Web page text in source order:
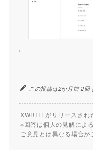
この投稿は2か月前 2回
XWRITEがリリースされ
※回答は個人の見解によ
ご意見とは異なる場合